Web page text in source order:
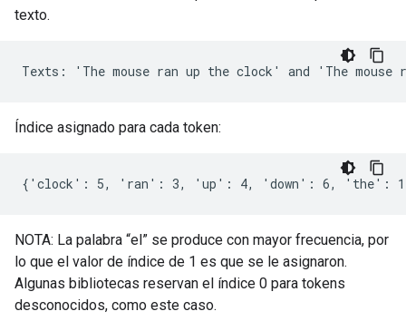
texto.
Índice asignado para cada token:
NOTA: La palabra “el” se produce con mayor frecuencia, por
lo que el valor de índice de 1 es que se le asignaron.
Algunas bibliotecas reservan el índice 0 para tokens
desconocidos, como este caso.